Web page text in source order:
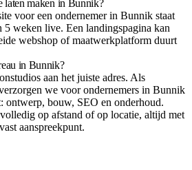
laten maken in Bunnik?
voor een ondernemer in Bunnik staat
5 weken live. Een landingspagina kan
webshop of maatwerkplatform duurt
in Bunnik?
aan het juiste adres. Als
we voor ondernemers in Bunnik
ontwerp, bouw, SEO en onderhoud.
op afstand of op locatie, altijd met
aanspreekpunt.